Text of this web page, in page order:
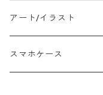
アート/イラスト
スマホケース